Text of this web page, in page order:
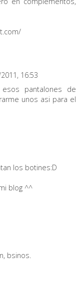
16:53
esos pantalones de
unos asi para el
los botines:D
blog ^^
bsinos.